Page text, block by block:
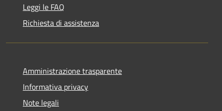
Leggi le FAQ
Richiesta di assistenza
Amministrazione trasparente
Informativa privacy
Note legali